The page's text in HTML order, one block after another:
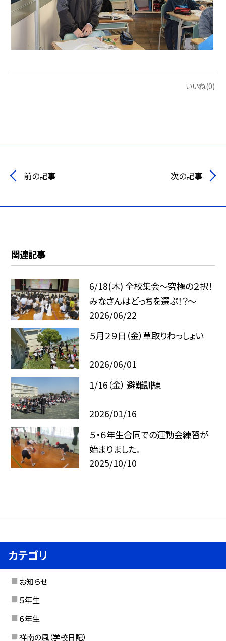
いいね(0)
前の記事 次の記事
関連記事
6/18(木) 全校集会～究極の２択！
みなさんはどっちを選ぶ！？～
2026/06/22
５月２９日（金）草取りわっしょい
2026/06/01
1/16（金） 避難訓練
2026/01/16
５・６年生合同での運動会練習が
始まりました。
2025/10/10
カテゴリ
お知らせ
５年生
６年生
祥南の風（学校日記）